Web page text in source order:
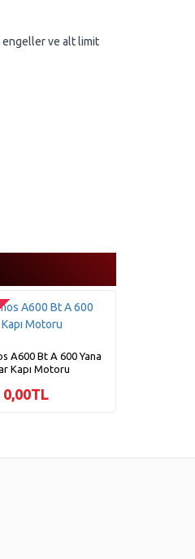
engeller ve alt limit
A600 Bt A 600 Yana
Kapı Motoru
0,00TL